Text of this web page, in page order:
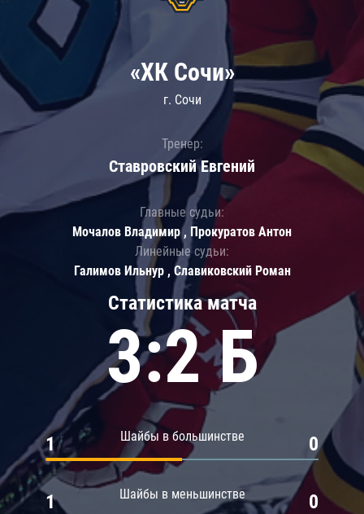
Статистика матча
3:2 Б
Шайбы в большинстве
1 0
Шайбы в меньшинстве
1 0
«ХК Сочи»
г. Сочи
Тренер:
Ставровский Евгений
Главные судьи:
Мочалов Владимир , Прокуратов Антон
Линейные судьи:
Галимов Ильнур , Славиковский Роман